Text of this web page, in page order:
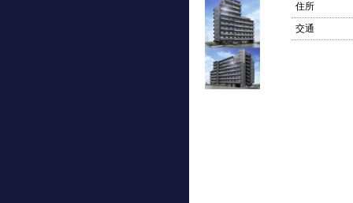
住所
交通